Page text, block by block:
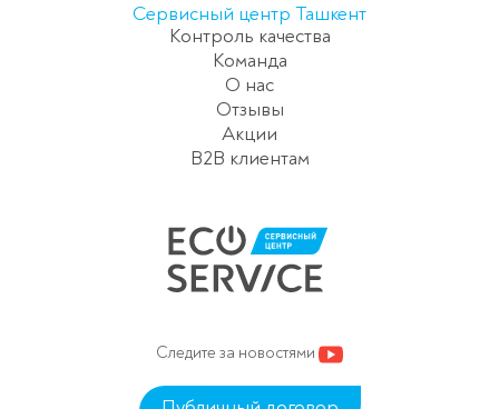
Сервисный центр Ташкент
Контроль качества
Команда
О нас
Отзывы
Акции
B2B клиентам
Следите за новостями